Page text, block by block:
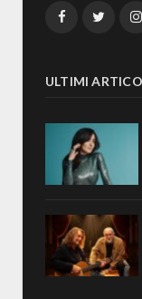
FacebookTwitter
ULTIMI